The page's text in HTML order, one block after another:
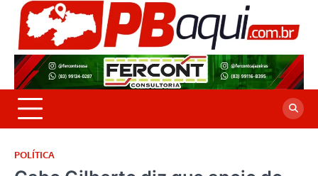
Skip
content
POLÍTICA